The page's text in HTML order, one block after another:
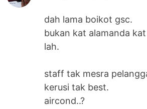
dah lama boikot gsc.
bukan kat alamanda
lah.
staff tak mesra
kerusi tak best.
aircond..?